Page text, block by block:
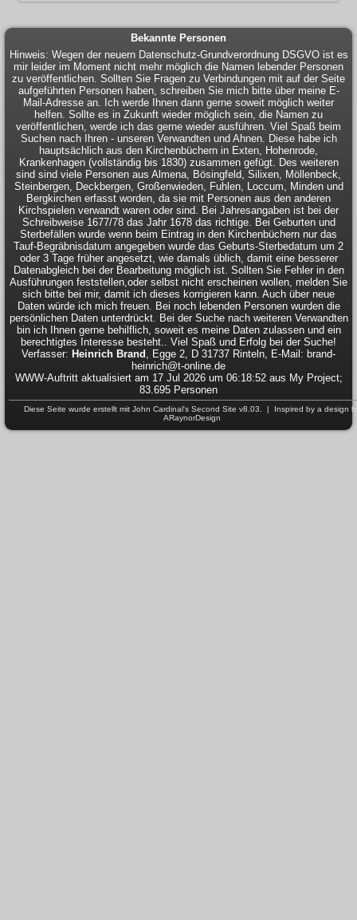
Bekannte Personen
Hinweis: Wegen der neuern Datenschutz-Grundverordnung DSGVO ist es
mir leider im Moment nicht mehr möglich die Namen lebender Personen
zu veröffentlichen. Sollten Sie Fragen zu Verbindungen mit auf der Seite
aufgeführten Personen haben, schreiben Sie mich bitte über meine E-
Mail-Adresse an. Ich werde Ihnen dann gerne soweit möglich weiter
helfen. Sollte es in Zukunft wieder möglich sein, die Namen zu
veröffentlichen, werde ich das gerne wieder ausführen. Viel Spaß beim
Suchen nach Ihren - unseren Verwandten und Ahnen. Diese habe ich
hauptsächlich aus den Kirchenbüchern in Exten, Hohenrode,
Krankenhagen (vollständig bis 1830) zusammen gefügt. Des weiteren
sind sind viele Personen aus Almena, Bösingfeld, Silixen, Möllenbeck,
Steinbergen, Deckbergen, Großenwieden, Fuhlen, Loccum, Minden und
Bergkirchen erfasst worden, da sie mit Personen aus den anderen
Kirchspielen verwandt waren oder sind. Bei Jahresangaben ist bei der
Schreibweise 1677/78 das Jahr 1678 das richtige. Bei Geburten und
Sterbefällen wurde wenn beim Eintrag in den Kirchenbüchern nur das
Tauf-Begräbnisdatum angegeben wurde das Geburts-Sterbedatum um 2
oder 3 Tage früher angesetzt, wie damals üblich, damit eine besserer
Datenabgleich bei der Bearbeitung möglich ist. Sollten Sie Fehler in den
Ausführungen feststellen,oder selbst nicht erscheinen wollen, melden Sie
sich bitte bei mir, damit ich dieses korrigieren kann. Auch über neue
Daten würde ich mich freuen. Bei noch lebenden Personen wurden die
persönlichen Daten unterdrückt. Bei der Suche nach weiteren Verwandten
bin ich Ihnen gerne behilflich, soweit es meine Daten zulassen und ein
berechtigtes Interesse besteht.. Viel Spaß und Erfolg bei der Suche!
Verfasser: Heinrich Brand , Egge 2, D 31737 Rinteln, E-Mail: brand-
heinrich@t-online.de
WWW-Auftritt aktualisiert am 17 Jul 2026 um 06:18:52 aus My Project;
83.695 Personen
Diese Seite wurde erstellt mit John Cardinal's Second Site v8.03. | Inspired by a design
ARaynorDesign